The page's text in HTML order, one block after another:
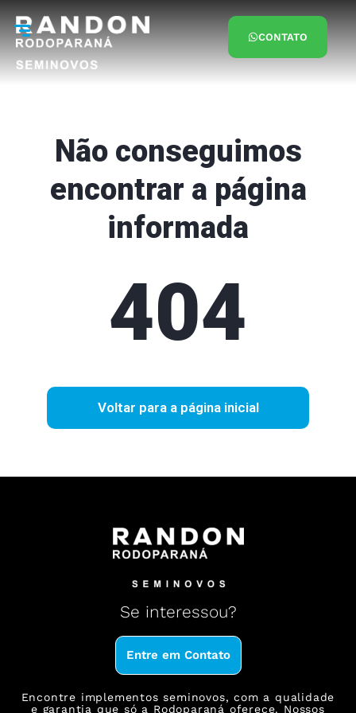
CONTATO
Não conseguimos
encontrar a página
informada
404
Voltar para a página inicial
Se interessou?
Entre em Contato
Encontre implementos seminovos, com a qualidade
e garantia que só a Rodoparaná oferece. Nossos